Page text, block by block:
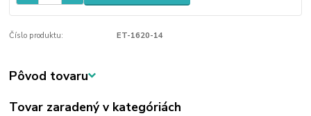
Číslo produktu: ET-1620-14
Pôvod tovaru
Tovar zaradený v kategóriách